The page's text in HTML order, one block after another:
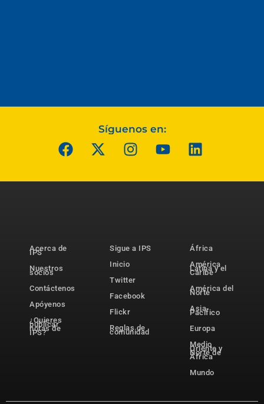
Síguenos en:
Acerca de
IPS
Nuestros
socios
Contáctenos
Apóyenos
¿Quieres
publicar
notas de
IPS?
Sigue a IPS
Inicio
Twitter
Facebook
Flickr
Reglas de
comunidad
África
América
Latina y el
Caribe
América del
Norte
Asia-
Pacífico
Europa
Medio
Oriente y
Norte de
África
Mundo